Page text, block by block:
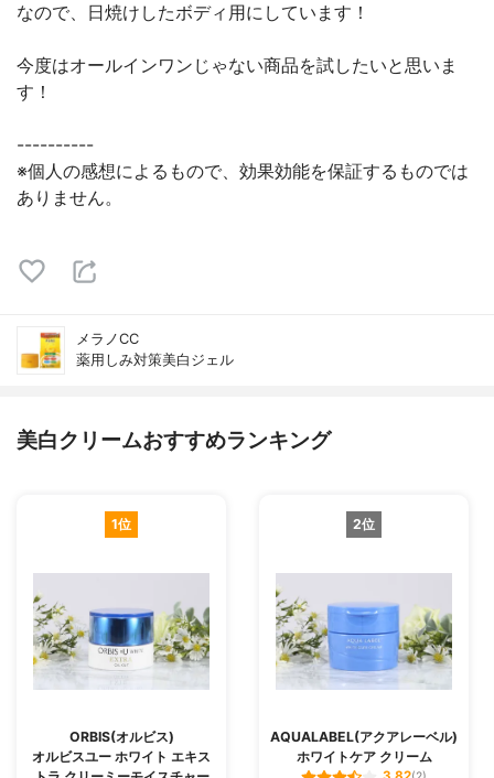
なので、日焼けしたボディ用にしています！
今度はオールインワンじゃない商品を試したいと思いま
す！
----------
※個人の感想によるもので、効果効能を保証するものでは
ありません。
メラノCC
薬用しみ対策美白ジェル
美白クリームおすすめランキング
1位
ORBIS(オルビス)
オルビスユー ホワイト エキス
2位
AQUALABEL(アクアレーベル)
ホワイトケア クリーム